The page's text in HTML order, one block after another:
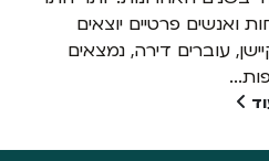
ואנשים פרטיים יוצאים
עוברים דירה, נמצאים